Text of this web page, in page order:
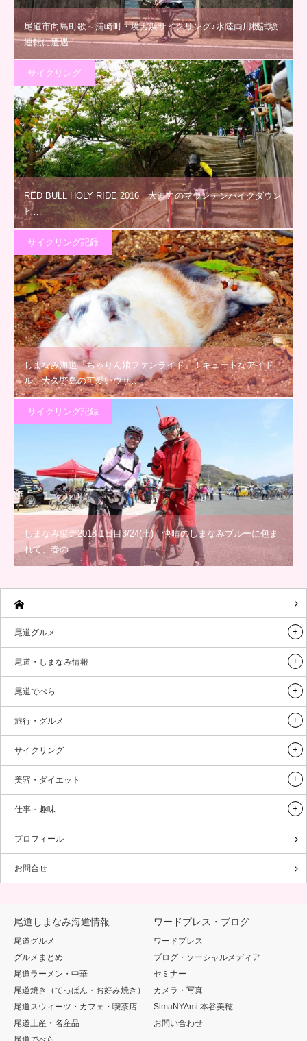
尾道市向島町歌～浦崎町・境ガ浜サイクリング♪水陸両用機試験
運転に遭遇！
サイクリング
RED BULL HOLY RIDE 2016 大迫力のマウンテンバイクダウン
ヒ…
サイクリング記録
しまなみ海道『ちゃりん娘ファンライド』！キュートなアイド
ル、大久野島の可愛いウサ…
サイクリング記録
しまなみ縦走2018 1日目3/24(土)！快晴のしまなみブルーに包ま
れて、春の…
尾道グルメ
尾道・しまなみ情報
尾道でべら
旅行・グルメ
サイクリング
美容・ダイエット
仕事・趣味
プロフィール
お問合せ
尾道しまなみ海道情報
尾道グルメ
グルメまとめ
尾道ラーメン・中華
尾道焼き（てっぱん・お好み焼き）
尾道スウィーツ・カフェ・喫茶店
尾道土産・名産品
ワードプレス・ブログ
ワードプレス
ブログ・ソーシャルメディア
セミナー
カメラ・写真
SimaNYAmi 本谷美穂
お問い合わせ